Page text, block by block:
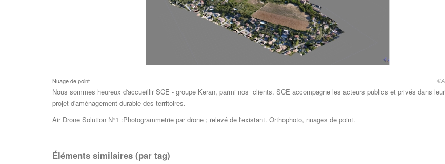
Nuage de point
Nous sommes heureux d'accueillir SCE - groupe Keran, parmi nos clients. SCE accompagne les acteurs publics et privés dans leur
projet d'aménagement durable des territoires.
Air Drone Solution N°1 :Photogrammetrie par drone ; relevé de l'existant. Orthophoto, nuages de point.
Éléments similaires (par tag)